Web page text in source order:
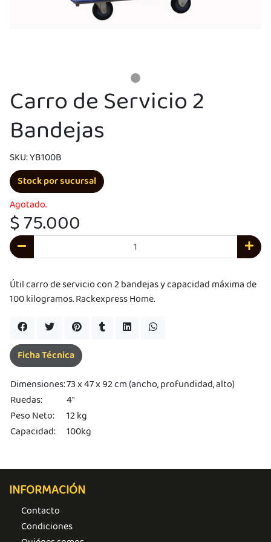
y
por
por
$
No
Carro de Servicio 2
Bandejas
SKU: YB100B
Stock por sucursal
Agotado.
$ 75.000
Útil carro de servicio con 2 bandejas y capacidad máxima de
100 kilogramos. Rackexpress Home.
Dimensiones:73 x 47 x 92 cm (ancho, profundidad, alto)
Ruedas:
4″
Peso Neto:
12 kg
Capacidad:
100kg
Ficha Técnica
INFORMACIÓN
Contacto
Condiciones